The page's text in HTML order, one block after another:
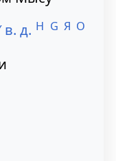
в. д. H G Я O